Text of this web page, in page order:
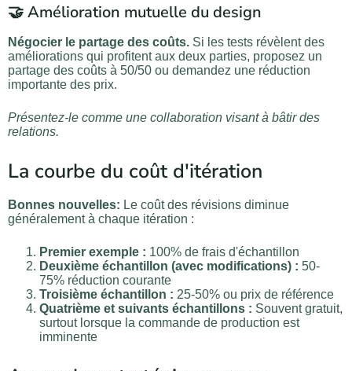
🤝 Amélioration mutuelle du design
Négocier le partage des coûts. Si les tests révèlent des
améliorations qui profitent aux deux parties, proposez un
partage des coûts à 50/50 ou demandez une réduction
importante des prix.
Présentez-le comme une collaboration visant à bâtir des
relations.
La courbe du coût d'itération
Bonnes nouvelles: Le coût des révisions diminue
généralement à chaque itération :
Premier exemple : 100% de frais d'échantillon
Deuxième échantillon (avec modifications) : 50-
75% réduction courante
Troisième échantillon : 25-50% ou prix de référence
Quatrième et suivants échantillons : Souvent gratuit,
surtout lorsque la commande de production est
imminente